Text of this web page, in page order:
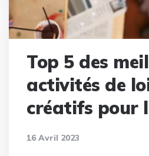
Top 5 des
activités de
créatifs pour
16 Avril 2023